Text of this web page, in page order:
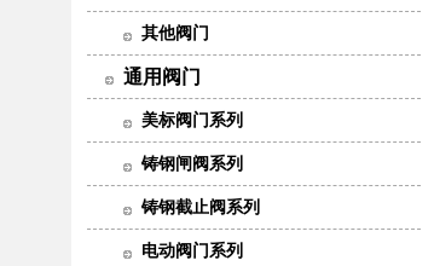
其他阀门
通用阀门
美标阀门系列
铸钢闸阀系列
铸钢截止阀系列
电动阀门系列